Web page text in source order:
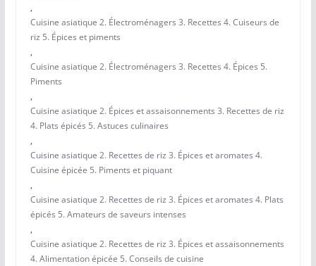
,
Cuisine asiatique 2. Électroménagers 3. Recettes 4. Cuiseurs de
riz 5. Épices et piments
,
Cuisine asiatique 2. Électroménagers 3. Recettes 4. Épices 5.
Piments
,
Cuisine asiatique 2. Épices et assaisonnements 3. Recettes de riz
4. Plats épicés 5. Astuces culinaires
,
Cuisine asiatique 2. Recettes de riz 3. Épices et aromates 4.
Cuisine épicée 5. Piments et piquant
,
Cuisine asiatique 2. Recettes de riz 3. Épices et aromates 4. Plats
épicés 5. Amateurs de saveurs intenses
,
Cuisine asiatique 2. Recettes de riz 3. Épices et assaisonnements
4. Alimentation épicée 5. Conseils de cuisine